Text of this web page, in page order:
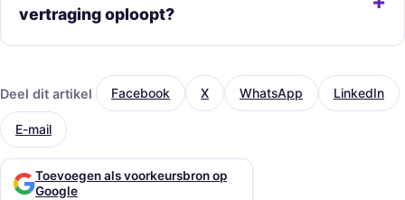
vertraging oploopt?
Deel dit artikel Facebook X WhatsApp LinkedIn
E-mail
Toevoegen als voorkeursbron op
Google